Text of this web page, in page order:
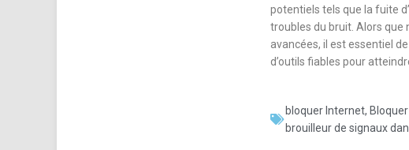
potentiels tels que la fuite
troubles du bruit. Alors que
avancées, il est essentiel
d’outils fiables pour
bloquer Internet,
brouilleur de signaux